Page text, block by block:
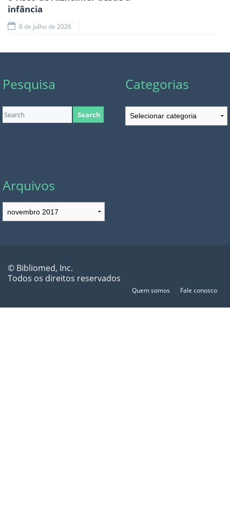
infância
8 de julho de 2026
Pesquisa Categorias
Categorias
Arquivos
Arquivos
© Bibliomed, Inc.
Todos os direitos reservados
Quem somos Fale conosco